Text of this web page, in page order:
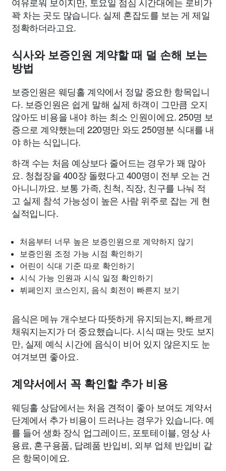
꽉 차는 곳도 많습니다. 실제 혼잡도를 보는 게 제일
정확하더라고요.
식사와 보증인원 계약할 때 덜 손해 보는
방법
보증인원은 웨딩홀 계약에서 정말 중요한 항목입니
다. 보증인원은 쉽게 말해 실제 하객이 그만큼 오지
않아도 비용을 내야 하는 최소 인원이에요. 250명 보
증으로 계약했는데 220명만 와도 250명분 식대를 내
야 하는 식입니다.
하객 수는 처음 예상보다 줄어드는 경우가 꽤 많아
요. 청첩장을 400장 돌렸다고 400명이 전부 오는 건
아니니까요. 보통 가족, 친척, 직장, 친구를 나눠 적
고 실제 참석 가능성이 높은 사람 위주로 잡는 게 현
실적입니다.
처음부터 너무 높은 보증인원으로 계약하지 않기
보증인원 조정 가능 시점 확인하기
어린이 식대 기준 따로 확인하기
시식 가능 인원과 시식 일정 확인하기
뷔페인지 코스인지, 음식 회전이 빠른지 보기
음식은 메뉴 개수보다 따뜻하게 유지되는지, 빠르게
채워지는지가 더 중요했습니다. 시식 때는 맛도 보지
만, 실제 예식 시간에 음식이 비어 있지 않은지도 눈
여겨보면 좋아요.
계약서에서 꼭 확인할 추가 비용
웨딩홀 상담에서는 처음 견적이 좋아 보여도 계약서
단계에서 추가 비용이 드러나는 경우가 있습니다. 예
를 들어 생화 장식 업그레이드, 포토테이블, 영상 사
용료, 혼구용품, 답례품 반입비, 외부 업체 반입비 같
은 항목이에요.